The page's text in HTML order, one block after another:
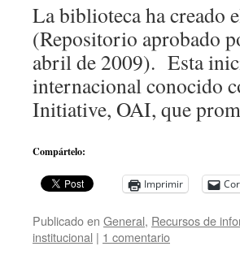
La biblioteca ha creado
(Repositorio aprobado
abril de 2009). Esta
internacional conocido
Initiative, OAI, que
Compártelo:
Imprimir
Publicado en General, Recursos de
institucional | 1 comentario